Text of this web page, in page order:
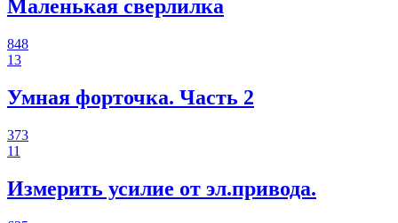
Маленькая сверлилка
848
13
Умная форточка. Часть 2
373
11
Измерить усилие от эл.привода.